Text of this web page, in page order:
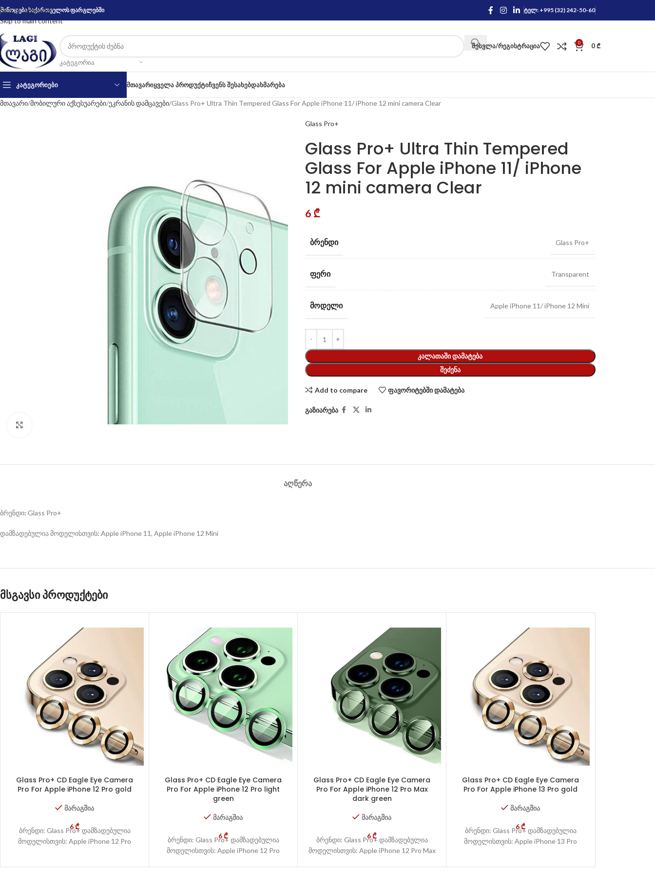
Skip to navigation
Skip to main content
მიწოდება საქართველოს ფარგლებში ტელ: +995 (32) 242-50-60
ᲙᲐᲢᲔᲒᲝᲠᲘᲐ
ᲨᲔᲡᲕᲚᲐ/ᲠᲔᲒᲘᲡᲢᲠᲐᲪᲘᲐ 0 0₾
ᲙᲐᲢᲔᲒᲝᲠᲘᲔᲑᲘ ᲛᲗᲐᲕᲐᲠᲘᲧᲕᲔᲚᲐ ᲞᲠᲝᲓᲣᲥᲢᲘᲩᲕᲔᲜᲡ ᲨᲔᲡᲐᲮᲔᲑᲓᲐᲮᲛᲐᲠᲔᲑᲐ
მთავარი მობილური აქსესუარები ეკრანის დამცავები Glass Pro+ Ultra Thin Tempered Glass For Apple iPhone 11/ iPhone 12 mini camera Clear
Glass Pro+
Glass Pro+ Ultra Thin Tempered
Glass For Apple iPhone 11/ iPhone
12 mini camera Clear
6 ₾
ᲑᲠᲔᲜᲓᲘ Glass Pro+
ᲤᲔᲠᲘ Transparent
ᲛᲝᲓᲔᲚᲘ Apple iPhone 11/ iPhone 12 Mini
ᲙᲐᲚᲐᲗᲐᲨᲘ ᲓᲐᲛᲐᲢᲔᲑᲐ
ᲨᲔᲫᲔᲜᲐ
Add to compare ფავორიტებში დამატება
გაზიარება
ᲐᲦᲬᲔᲠᲐ
ბრენდი: Glass Pro+
დამზადებულია მოდელისთვის: Apple iPhone 11, Apple iPhone 12 Mini
მსგავსი პროდუქტები
Glass Pro+ CD Eagle Eye Camera
Pro For Apple iPhone 12 Pro gold
მარაგშია
6₾
ბრენდი: Glass Pro+ დამზადებულია
მოდელისთვის: Apple iPhone 12 Pro
Glass Pro+ CD Eagle Eye Camera
Pro For Apple iPhone 12 Pro light
green
მარაგშია
6₾
ბრენდი: Glass Pro+ დამზადებულია
მოდელისთვის: Apple iPhone 12 Pro
Glass Pro+ CD Eagle Eye Camera
Pro For Apple iPhone 12 Pro Max
dark green
მარაგშია
6₾
ბრენდი: Glass Pro+ დამზადებულია
მოდელისთვის: Apple iPhone 12 Pro Max
Glass Pro+ CD Eagle Eye Camera
Pro For Apple iPhone 13 Pro gold
მარაგშია
6₾
ბრენდი: Glass Pro+ დამზადებულია
მოდელისთვის: Apple iPhone 13 Pro